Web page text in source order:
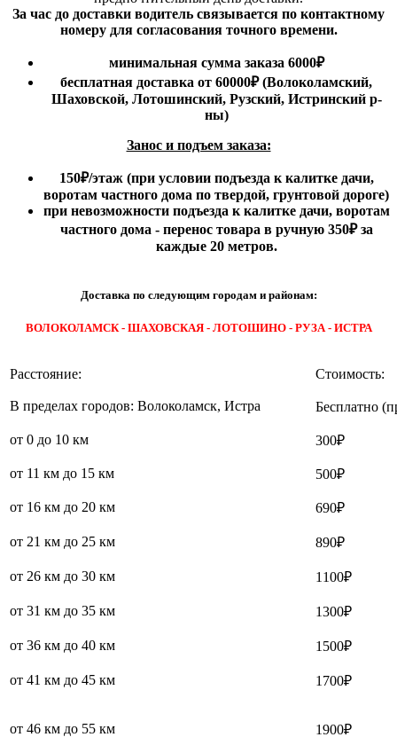
За час до доставки водитель связывается по контактному
номеру для согласования точного времени.
минимальная сумма заказа 6000₽
бесплатная доставка от 60000₽ (Волоколамский,
Шаховской, Лотошинский, Рузский, Истринский р-
ны)
Занос и подъем заказа:
150₽/этаж(при условии подъезда к калитке дачи,
воротам частного дома по твердой, грунтовой дороге)
при невозможности подъезда к калитке дачи, воротам
частного дома - перенос товара в ручную 350₽ за
каждые 20 метров.
Доставка по следующим городам и районам:
ВОЛОКОЛАМСК - ШАХОВСКАЯ - ЛОТОШИНО - РУЗА - ИСТРА
Расстояние: Стоимость:
В пределах городов: Волоколамск, Истра Бесплатно
от 0 до 10 км 300₽
от 11 км до 15 км 500₽
от 16 км до 20 км 690₽
от 21 км до 25 км 890₽
от 26 км до 30 км 1100₽
от 31 км до 35 км 1300₽
от 36 км до 40 км 1500₽
от 41 км до 45 км 1700₽
от 46 км до 55 км 1900₽